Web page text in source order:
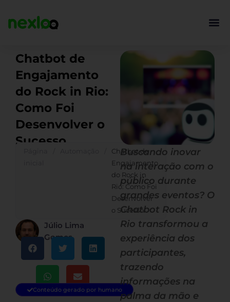
para
Chatbot de
Engajamento
do Rock in Rio:
Como Foi
Desenvolver o
Sucesso
Chatbot de
Engajamento
do Rock in
Rio: Como Foi
Desenvolver
o Sucesso
Júlio Lima
Gomes
Conteúdo gerado por humano
Buscando inovar
na interação com o
público durante
grandes eventos? O
Chatbot Rock in
Rio transformou a
experiência dos
participantes,
trazendo
informações na
palma da mão e